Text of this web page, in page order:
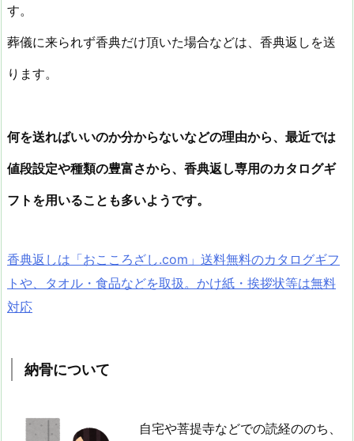
す。
葬儀に来られず香典だけ頂いた場合などは、香典返しを送
ります。
何を送ればいいのか分からないなどの理由から、最近では
値段設定や種類の豊富さから、香典返し専用のカタログギ
フトを用いることも多いようです。
香典返しは「おこころざし.com」送料無料のカタログギフ
トや、タオル・食品などを取扱。かけ紙・挨拶状等は無料
対応
納骨について
自宅や菩提寺などでの読経ののち、